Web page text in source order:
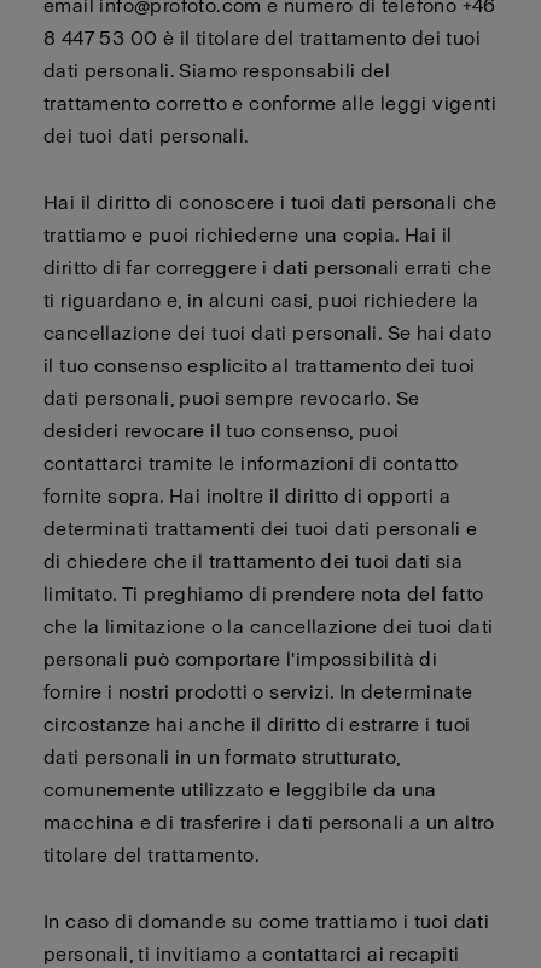
email info@profoto.com e numero di telefono +46
8 447 53 00 è il titolare del trattamento dei tuoi
dati personali. Siamo responsabili del
trattamento corretto e conforme alle leggi vigenti
dei tuoi dati personali.
Hai il diritto di conoscere i tuoi dati personali che
trattiamo e puoi richiederne una copia. Hai il
diritto di far correggere i dati personali errati che
ti riguardano e, in alcuni casi, puoi richiedere la
cancellazione dei tuoi dati personali. Se hai dato
il tuo consenso esplicito al trattamento dei tuoi
dati personali, puoi sempre revocarlo. Se
desideri revocare il tuo consenso, puoi
contattarci tramite le informazioni di contatto
fornite sopra. Hai inoltre il diritto di opporti a
determinati trattamenti dei tuoi dati personali e
di chiedere che il trattamento dei tuoi dati sia
limitato. Ti preghiamo di prendere nota del fatto
che la limitazione o la cancellazione dei tuoi dati
personali può comportare l'impossibilità di
fornire i nostri prodotti o servizi. In determinate
circostanze hai anche il diritto di estrarre i tuoi
dati personali in un formato strutturato,
comunemente utilizzato e leggibile da una
macchina e di trasferire i dati personali a un altro
titolare del trattamento.
In caso di domande su come trattiamo i tuoi dati
personali, ti invitiamo a contattarci ai recapiti